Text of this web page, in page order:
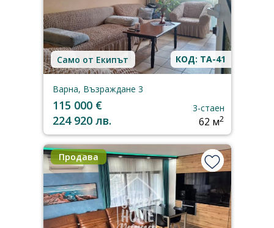
Само от Екипът КОД: TA-41
Варна, Възраждане 3
115 000 €
224 920 лв.
3-стаен
62 м2
Продава